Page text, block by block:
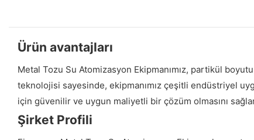
Ürün avantajları
Metal Tozu Su Atomizasyon Ekipmanımız, partikül
teknolojisi sayesinde, ekipmanımız çeşitli endüstriyel
için güvenilir ve uygun maliyetli bir çözüm olmasını
Şirket Profili